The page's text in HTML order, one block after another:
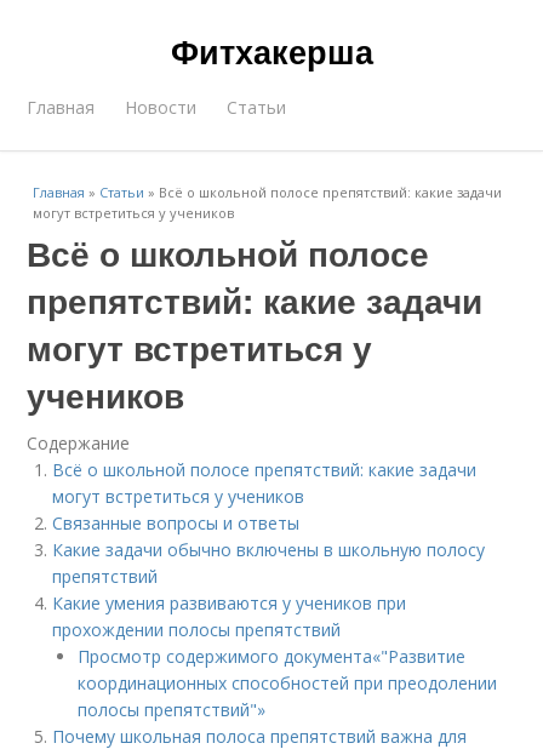
Фитхакерша
Главная Новости Статьи
Главная » Статьи » Всё о школьной полосе препятствий: какие задачи
могут встретиться у учеников
Всё о школьной полосе
препятствий: какие задачи
могут встретиться у
учеников
Содержание
Всё о школьной полосе препятствий: какие задачи
могут встретиться у учеников
Связанные вопросы и ответы
Какие задачи обычно включены в школьную полосу
препятствий
Какие умения развиваются у учеников при
прохождении полосы препятствий
Просмотр содержимого документа«"Развитие
координационных способностей при преодолении
полосы препятствий"»
Почему школьная полоса препятствий важна для